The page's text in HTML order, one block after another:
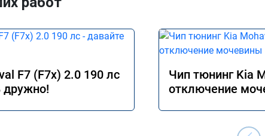
F7 (F7x) 2.0 190 лс
дружно!
Чип тюнинг Kia
отключение